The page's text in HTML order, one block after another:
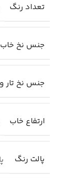
تعداد رنگ
جنس نخ خاب
جنس نخ تار
ارتفاع خاب
پالت رنگ